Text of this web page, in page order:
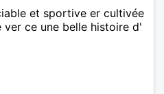
et sportive er cultivée
ce une belle histoire d'